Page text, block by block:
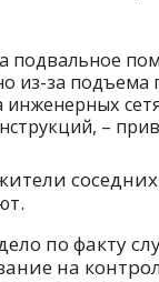
подвальное
из-за подъема
–
по факту
на